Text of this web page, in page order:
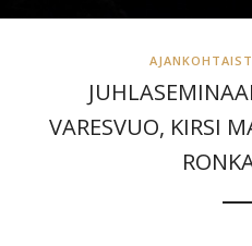
VARESVUO, KIRSI